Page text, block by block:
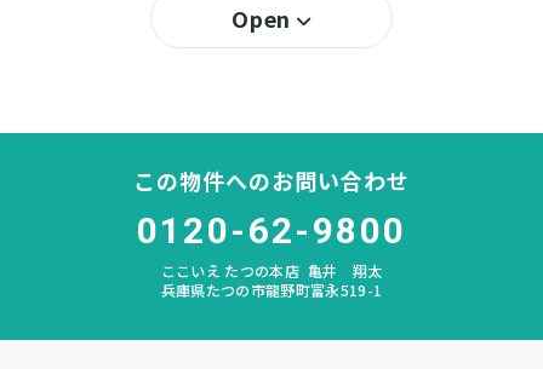
中学校区 双葉
なし
なし
Open
この物件へのお問い合わせ
0120-62-9800
ここいえ たつの本店 亀井 翔太
兵庫県たつの市龍野町富永519-1